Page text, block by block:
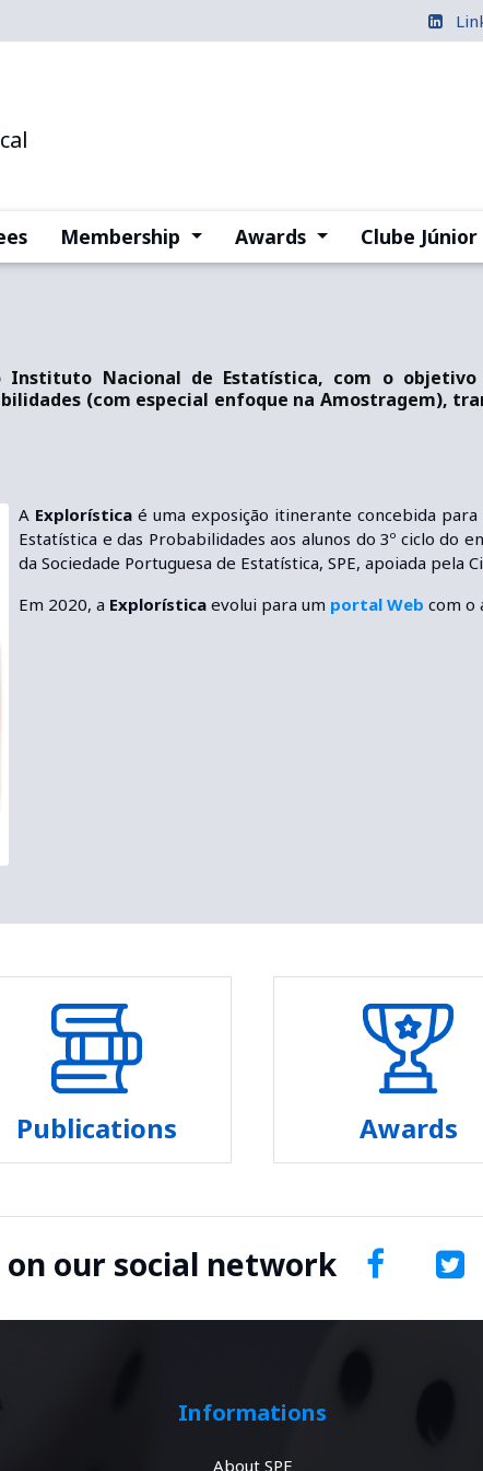
Membership (current)Awards (current)Clube Júnior
Nacional de Estatística, com o objetivo
(com especial enfoque na Amostragem),
A Explorística é uma exposição itinerante concebida
Estatística e das Probabilidades aos alunos do 3º ciclo do
da Sociedade Portuguesa de Estatística, SPE, apoiada pela
Em 2020, a Explorística evolui para um portal Web com o
Publications Awards
on our social network
Informations
About SPE